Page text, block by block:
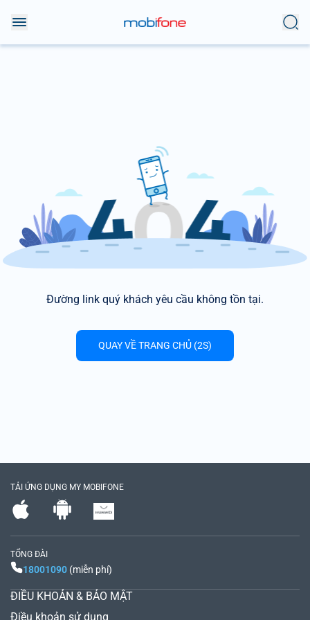
Đường link quý khách yêu cầu không tồn tại.
QUAY VỀ TRANG CHỦ (2S)
TẢI ỨNG DỤNG MY MOBIFONE
TỔNG ĐÀI
18001090 (miễn phí)
ĐIỀU KHOẢN & BẢO MẬT
Điều khoản sử dụng